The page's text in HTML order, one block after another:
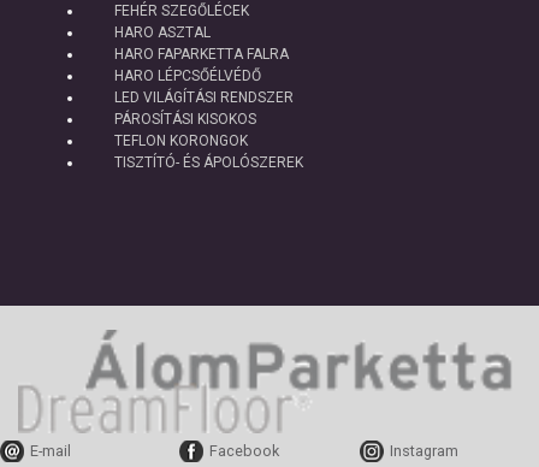
FEHÉR SZEGŐLÉCEK
HARO ASZTAL
HARO FAPARKETTA FALRA
HARO LÉPCSŐÉLVÉDŐ
LED VILÁGÍTÁSI RENDSZER
PÁROSÍTÁSI KISOKOS
TEFLON KORONGOK
TISZTÍTÓ- ÉS ÁPOLÓSZEREK
E-mail Facebook
Instagram